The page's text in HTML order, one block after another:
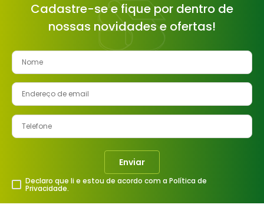
Cadastre-se e fique por dentro de
nossas novidades e ofertas!
Enviar
Declaro que li e estou de acordo com a Política de
Privacidade.